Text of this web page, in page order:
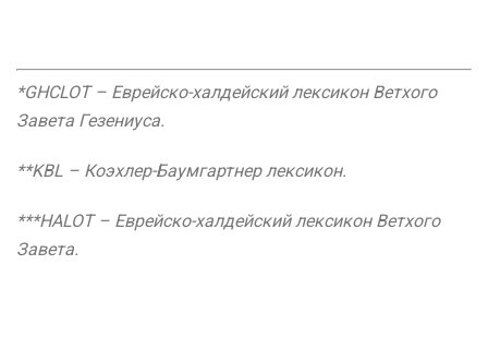
*GHCLOT – Еврейско-халдейский лексикон Ветхого
Завета Гезениуса.
**KBL – Коэхлер-Баумгартнер лексикон.
***HALOT – Еврейско-халдейский лексикон Ветхого
Завета.